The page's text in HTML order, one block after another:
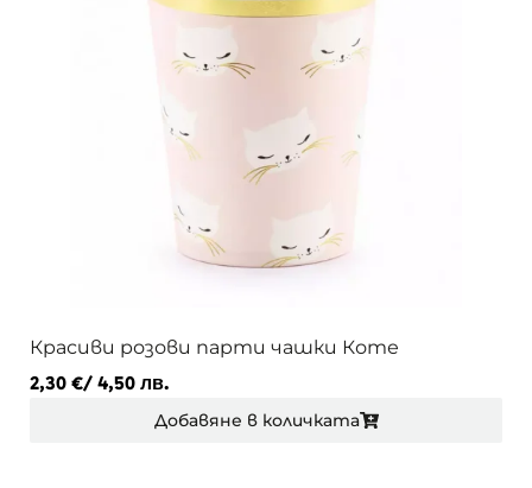
Красиви розови парти чашки Коте
2,30 €/ 4,50 лв.
Добавяне в количката